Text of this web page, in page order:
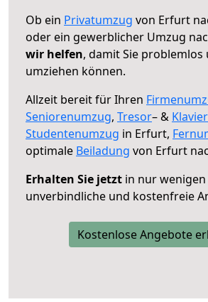
Ob ein Privatumzug von Erfurt
oder ein gewerblicher Umzug
wir helfen, damit Sie
umziehen können.
Allzeit bereit für Ihren
Seniorenumzug, Tresor– &
Studentenumzug in Erfurt,
optimale Beiladung von Erfurt
Erhalten Sie jetzt in nur
unverbindliche und kostenfreie
Kostenlose Angebote